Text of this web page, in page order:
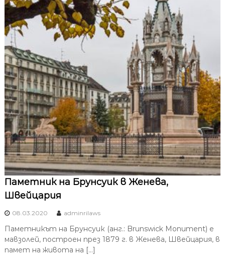
Паметник на Брунсуик в Женева,
Швейцария
08.03.2020 adminrilaws
Паметникът на Брунсуик (анг.: Brunswick Monument) е
мавзолей, построен през 1879 г. в Женева, Швейцария, в
памет на живота на […]